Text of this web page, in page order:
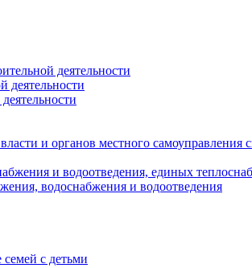
деятельности
деятельности
и органов местного
и водоотведения, единых
водоснабжения и водоотведения
с детьми